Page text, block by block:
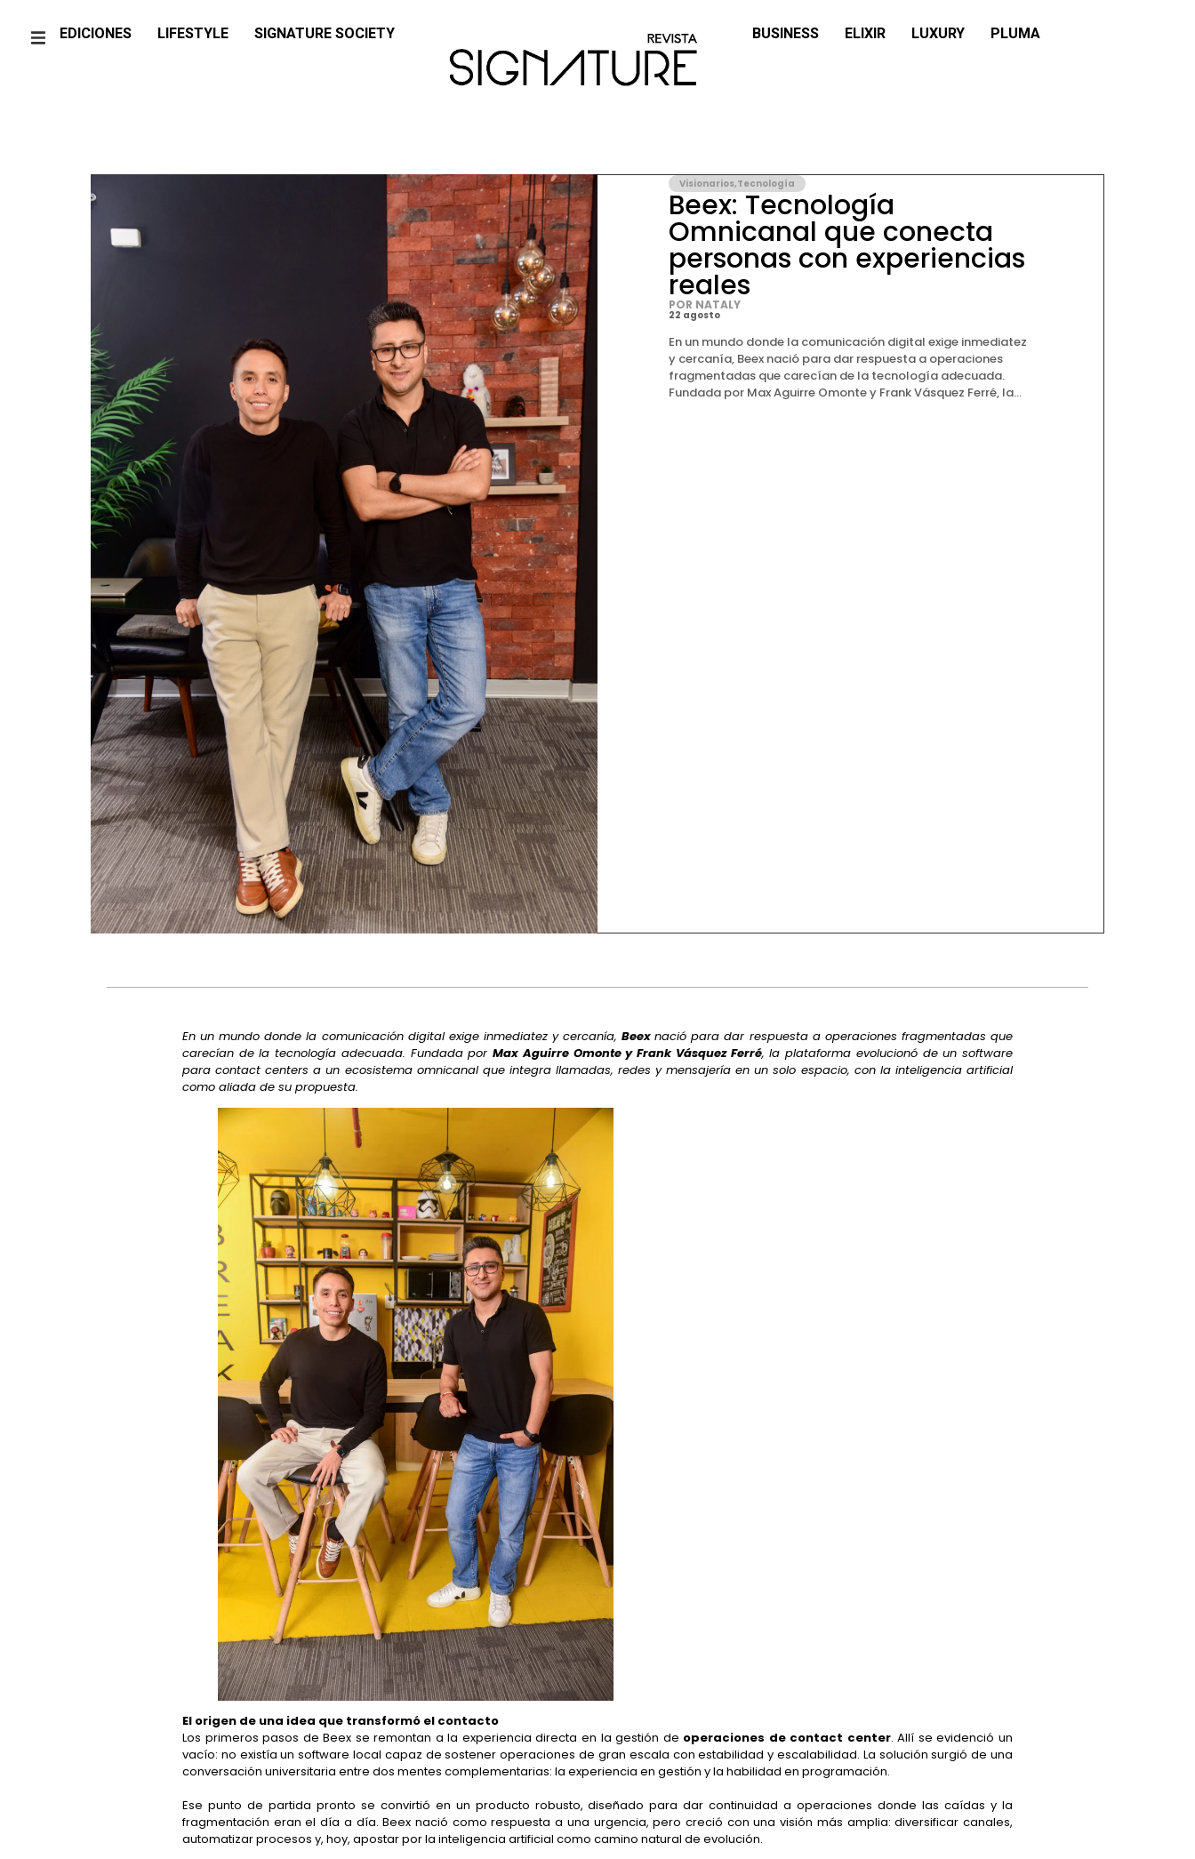
EDICIONES LIFESTYLE SIGNATURE SOCIETY BUSINESS ELIXIR LUXURY PLUMA
Visionarios,Tecnología
Beex: Tecnología
Omnicanal que conecta
personas con experiencias
reales
POR NATALY
22 agosto
En un mundo donde la comunicación digital exige inmediatez
y cercanía, Beex nació para dar respuesta a operaciones
fragmentadas que carecían de la tecnología adecuada.
Fundada por Max Aguirre Omonte y Frank Vásquez Ferré, la...
En un mundo donde la comunicación digital exige inmediatez y cercanía,Beexnació para dar respuesta a operaciones fragmentadas que
carecían de la tecnología adecuada. Fundada porMax Aguirre Omonte y Frank Vásquez Ferré, la plataforma evolucionó de un software
para contact centers a un ecosistema omnicanal que integra llamadas, redes y mensajería en un solo espacio, con la inteligencia artificial
como aliada de su propuesta.
El origen de una idea que transformó el contacto
Los primeros pasos de Beex se remontan a la experiencia directa en la gestión de operaciones de contact center. Allí se evidenció un
vacío: no existía un software local capaz de sostener operaciones de gran escala con estabilidad y escalabilidad. La solución surgió de una
conversación universitaria entre dos mentes complementarias: la experiencia en gestión y la habilidad en programación.
Ese punto de partida pronto se convirtió en un producto robusto, diseñado para dar continuidad a operaciones donde las caídas y la
fragmentación eran el día a día. Beex nació como respuesta a una urgencia, pero creció con una visión más amplia: diversificar canales,
automatizar procesos y, hoy, apostar por la inteligencia artificial como camino natural de evolución.